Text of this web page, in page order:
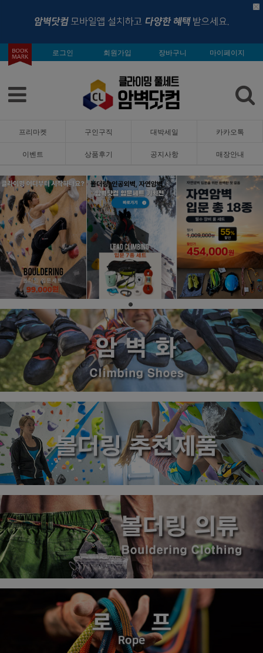
로그인 회원가입 장바구니 마이페이지
프리마켓 구인구직 대박세일 카카오톡
이벤트 상품후기 공지사항 매장안내